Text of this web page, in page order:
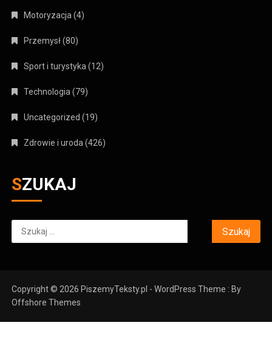
Motoryzacja(4)
Przemysł(80)
Sport i turystyka(12)
Technologia(79)
Uncategorized (19)
Zdrowie i uroda(426)
SZUKAJ
Szukaj:
Copyright © 2026 PiszemyTeksty.pl - WordPress Theme : By
Offshore Themes